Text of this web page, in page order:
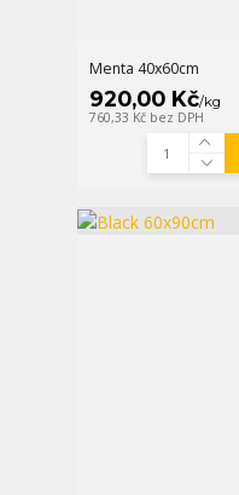
Menta 40x60cm
920,00 Kč/kg
760,33 Kč bez DPH